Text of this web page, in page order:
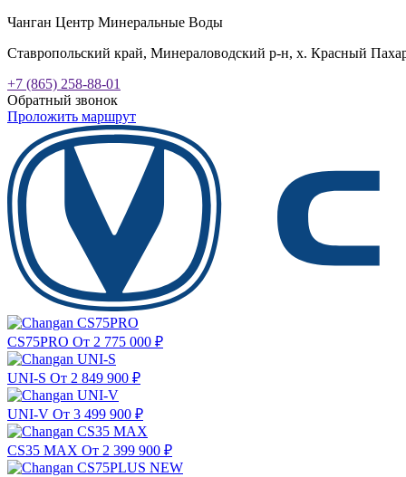
Чанган Центр Минеральные Воды
Ставропольский край, Минераловодский р-н, х. Красный
+7 (865) 258-88-01
Обратный звонок
Проложить маршрут
CS75PRO От 2 775 000 ₽
UNI-S От 2 849 900 ₽
UNI-V От 3 499 900 ₽
CS35 MAX От 2 399 900 ₽